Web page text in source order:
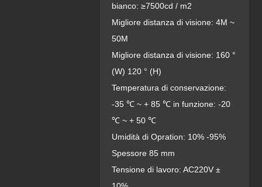
bianco: ≥7500cd / m2
Migliore distanza di visione: 4M ~
50M
Migliore distanza di visione: 160 °
(W) 120 ° (H)
Temperatura di conservazione:
-35 ℃ ~ + 85 ℃ in funzione: -20
℃ ~ + 50 ℃
Umidità di Opration: 10% -95%
Spessore 85 mm
Tensione di lavoro: AC220V ±